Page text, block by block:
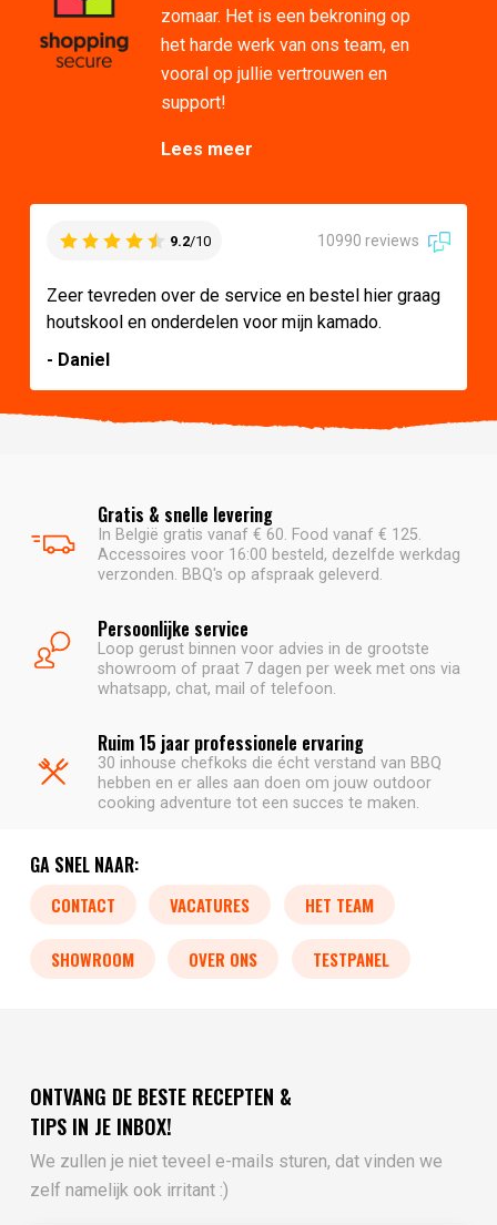
zomaar. Het is een bekroning op
het harde werk van ons team, en
vooral op jullie vertrouwen en
support!
Lees meer
9.2/10 10990 reviews
Zeer tevreden over de service en bestel hier graag
houtskool en onderdelen voor mijn kamado.
- Daniel
Gratis & snelle levering
In België gratis vanaf € 60. Food vanaf € 125.
Accessoires voor 16:00 besteld, dezelfde werkdag
verzonden. BBQ's op afspraak geleverd.
Persoonlijke service
Loop gerust binnen voor advies in de grootste
showroom of praat 7 dagen per week met ons via
whatsapp, chat, mail of telefoon.
Ruim 15 jaar professionele ervaring
30 inhouse chefkoks die écht verstand van BBQ
hebben en er alles aan doen om jouw outdoor
cooking adventure tot een succes te maken.
GA SNEL NAAR:
CONTACT VACATURES HET TEAM
SHOWROOM OVER ONS TESTPANEL
ONTVANG DE BESTE RECEPTEN &
TIPS IN JE INBOX!
We zullen je niet teveel e-mails sturen, dat vinden we
zelf namelijk ook irritant :)